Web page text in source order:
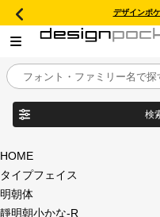
デザインポ
目的別フォントガイド
特集
検
商品名
HOME
タイプフェイス
明朝体
靜明朝小かな-R